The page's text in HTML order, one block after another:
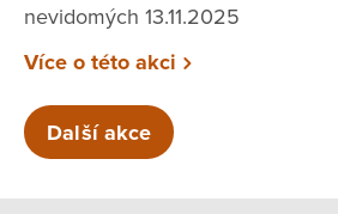
nevidomých 13.11.2025
Více o této akci
Další akce